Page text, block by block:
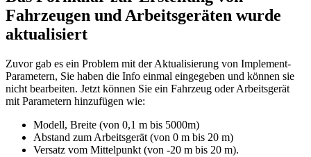
Fahrzeugen und Arbeitsgeräten wurde
aktualisiert
Zuvor gab es ein Problem mit der Aktualisierung von Implement-
Parametern, Sie haben die Info einmal eingegeben und können sie
nicht bearbeiten. Jetzt können Sie ein Fahrzeug oder Arbeitsgerät
mit Parametern hinzufügen wie:
Modell, Breite (von 0,1 m bis 5000m)
Abstand zum Arbeitsgerät (von 0 m bis 20 m)
Versatz vom Mittelpunkt (von -20 m bis 20 m).